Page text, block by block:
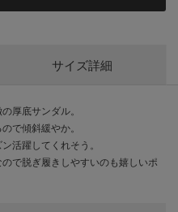
サイズ詳細
厚底サンダル。
で傾斜緩やか。
活躍してくれそう。
で脱ぎ履きしやすいのも嬉しいポ